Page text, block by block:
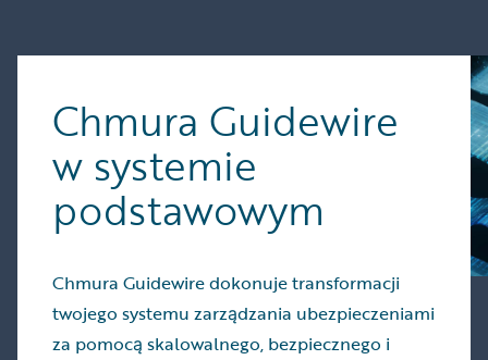
Chmura Guidewire
w systemie
podstawowym
Chmura Guidewire dokonuje transformacji
twojego systemu zarządzania ubezpieczeniami
za pomocą skalowalnego, bezpiecznego i